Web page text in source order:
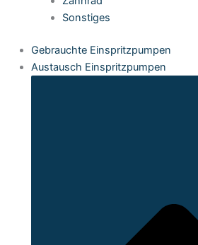
Sonstiges
Gebrauchte Einspritzpumpen
Austausch Einspritzpumpen